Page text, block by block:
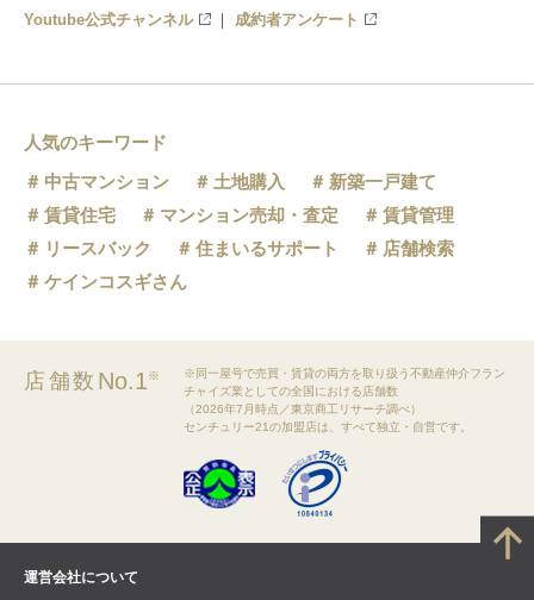
Youtube公式チャンネル
成約者アンケート
人気のキーワード
中古マンション
土地購入
新築一戸建て
賃貸住宅
マンション売却・査定
賃貸管理
リースバック
住まいるサポート
店舗検索
ケインコスギさん
店舗数 No.1※
※同一屋号で売買・賃貸の両方を取り扱う不動産仲介フラン
チャイズ業としての全国における店舗数
（2026年7月時点／東京商工リサーチ調べ）
センチュリー21の加盟店は、すべて独立・自営です。
運営会社について